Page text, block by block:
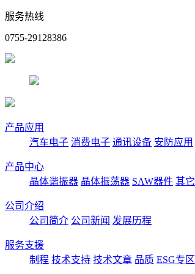
服务热线
0755-29128386
产品应用
汽车电子 消费电子 通讯设备 安防应用
产品中心
晶体谐振器 晶体振荡器 SAW器件 其它
公司介绍
公司简介 公司新闻 发展历程
服务支援
制程 技术支持 技术文章 品质 ESG专区